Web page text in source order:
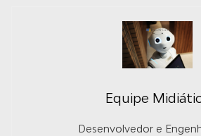
Equipe
Desenvolvedor e